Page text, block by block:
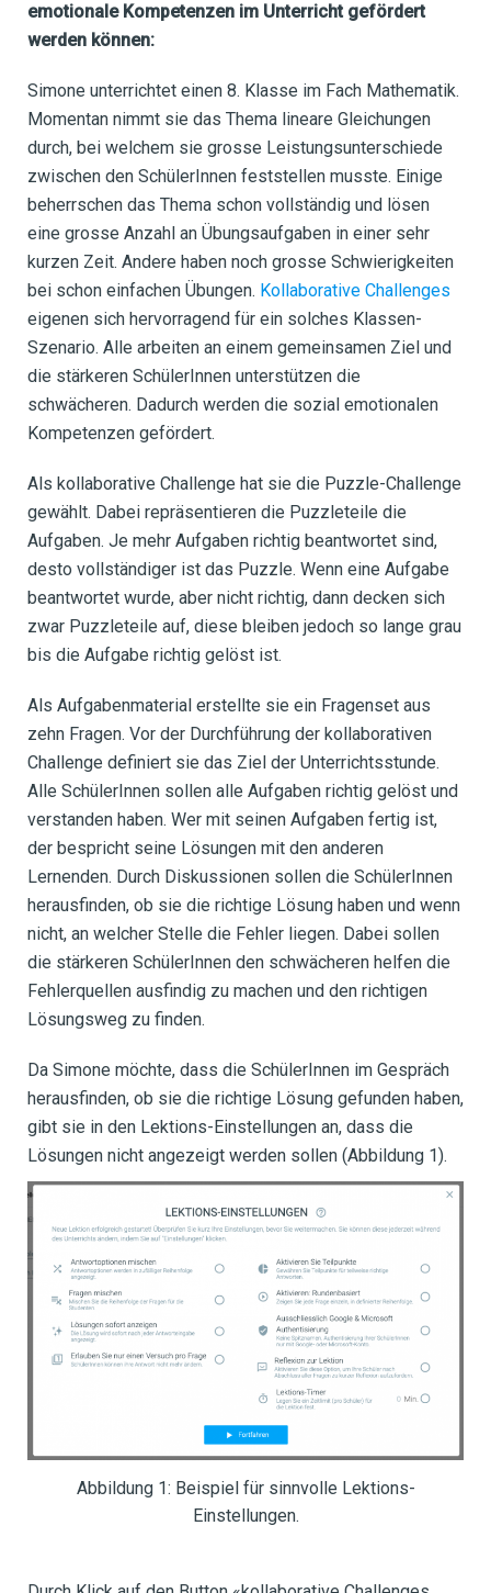
emotionale Kompetenzen im Unterricht gefördert
werden können:
Simone unterrichtet einen 8. Klasse im Fach Mathematik.
Momentan nimmt sie das Thema lineare Gleichungen
durch, bei welchem sie grosse Leistungsunterschiede
zwischen den SchülerInnen feststellen musste. Einige
beherrschen das Thema schon vollständig und lösen
eine grosse Anzahl an Übungsaufgaben in einer sehr
kurzen Zeit. Andere haben noch grosse Schwierigkeiten
bei schon einfachen Übungen. Kollaborative Challenges
eigenen sich hervorragend für ein solches Klassen-
Szenario. Alle arbeiten an einem gemeinsamen Ziel und
die stärkeren SchülerInnen unterstützen die
schwächeren. Dadurch werden die sozial emotionalen
Kompetenzen gefördert.
Als kollaborative Challenge hat sie die Puzzle-Challenge
gewählt. Dabei repräsentieren die Puzzleteile die
Aufgaben. Je mehr Aufgaben richtig beantwortet sind,
desto vollständiger ist das Puzzle. Wenn eine Aufgabe
beantwortet wurde, aber nicht richtig, dann decken sich
zwar Puzzleteile auf, diese bleiben jedoch so lange grau
bis die Aufgabe richtig gelöst ist.
Als Aufgabenmaterial erstellte sie ein Fragenset aus
zehn Fragen. Vor der Durchführung der kollaborativen
Challenge definiert sie das Ziel der Unterrichtsstunde.
Alle SchülerInnen sollen alle Aufgaben richtig gelöst und
verstanden haben. Wer mit seinen Aufgaben fertig ist,
der bespricht seine Lösungen mit den anderen
Lernenden. Durch Diskussionen sollen die SchülerInnen
herausfinden, ob sie die richtige Lösung haben und wenn
nicht, an welcher Stelle die Fehler liegen. Dabei sollen
die stärkeren SchülerInnen den schwächeren helfen die
Fehlerquellen ausfindig zu machen und den richtigen
Lösungsweg zu finden.
Da Simone möchte, dass die SchülerInnen im Gespräch
herausfinden, ob sie die richtige Lösung gefunden haben,
gibt sie in den Lektions-Einstellungen an, dass die
Lösungen nicht angezeigt werden sollen (Abbildung 1).
Abbildung 1: Beispiel für sinnvolle Lektions-
Einstellungen.